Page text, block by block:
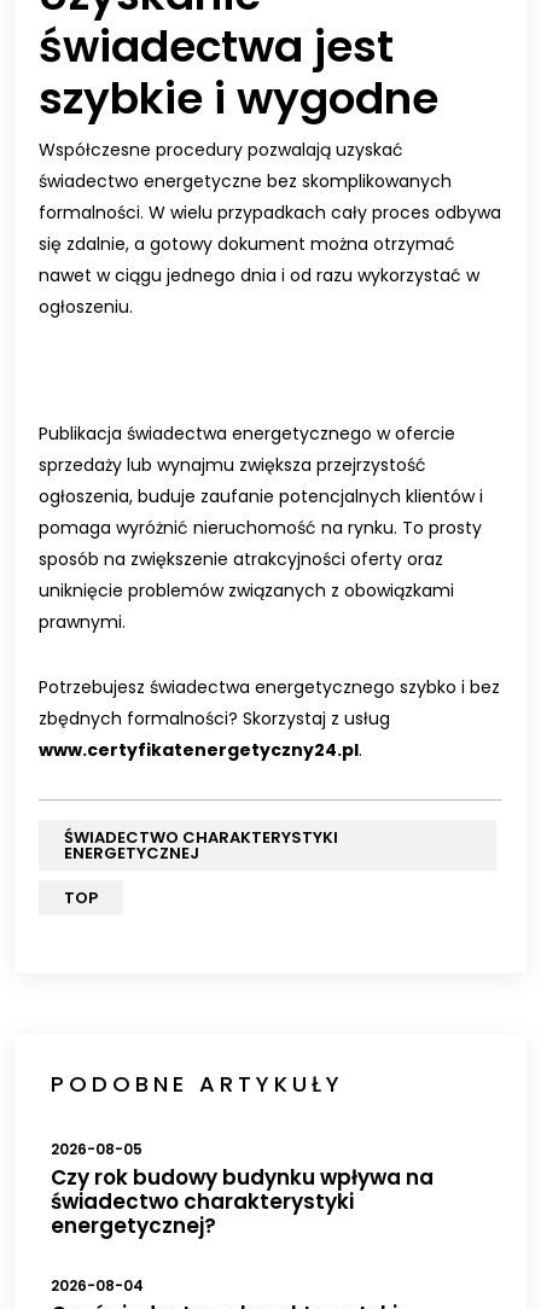
świadectwa jest
szybkie i wygodne
Współczesne procedury pozwalają uzyskać
świadectwo energetyczne bez skomplikowanych
formalności. W wielu przypadkach cały proces odbywa
się zdalnie, a gotowy dokument można otrzymać
nawet w ciągu jednego dnia i od razu wykorzystać w
ogłoszeniu.
Publikacja świadectwa energetycznego w ofercie
sprzedaży lub wynajmu zwiększa przejrzystość
ogłoszenia, buduje zaufanie potencjalnych klientów i
pomaga wyróżnić nieruchomość na rynku. To prosty
sposób na zwiększenie atrakcyjności oferty oraz
uniknięcie problemów związanych z obowiązkami
prawnymi.
Potrzebujesz świadectwa energetycznego szybko i bez
zbędnych formalności? Skorzystaj z usług
www.certyfikatenergetyczny24.pl.
ŚWIADECTWO CHARAKTERYSTYKI
ENERGETYCZNEJ
TOP
PODOBNE ARTYKUŁY
2026-08-05
Czy rok budowy budynku wpływa na
świadectwo charakterystyki
energetycznej?
2026-08-04